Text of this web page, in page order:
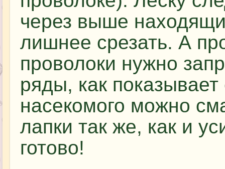
через выше
лишнее срезать. А
проволоки нужно
ряды, как
насекомого можно
лапки так же, как и
готово!